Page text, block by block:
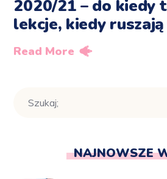
2020/21 – do kiedy
lekcje, kiedy
Read More
NAJNOWSZE